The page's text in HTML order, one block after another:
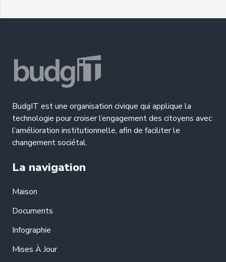
BudgIT est une organisation civique qui applique la
technologie pour croiser l’engagement des citoyens avec
l’amélioration institutionnelle, afin de faciliter le
changement sociétal.
La navigation
Maison
Documents
Infographie
Mises À Jour